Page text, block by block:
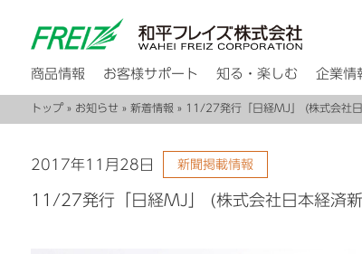
商品情報 お客様サポート 知る・楽しむ 企業情
トップ» お知らせ » 新着情報 » 11/27発行「日経MJ」 (株式会社日
2017年11月28日 新聞掲載情報
11/27発行「日経MJ」 (株式会社日本経済